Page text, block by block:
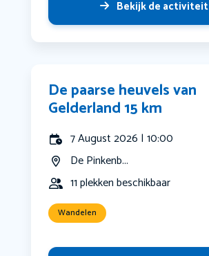
Bekijk de activiteit
De paarse heuvels van
Gelderland 15 km
7 August 2026 | 10:00
De Pinkenb...
11 plekken beschikbaar
Wandelen